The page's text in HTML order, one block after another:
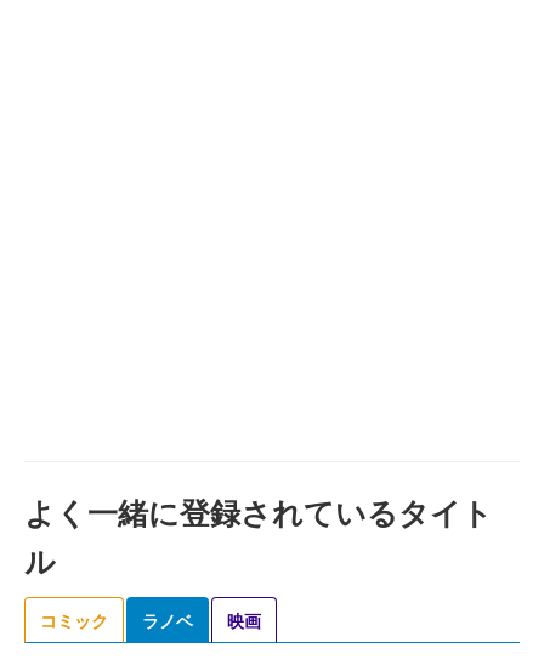
よく一緒に登録されているタイト
ル
コミック ラノベ 映画